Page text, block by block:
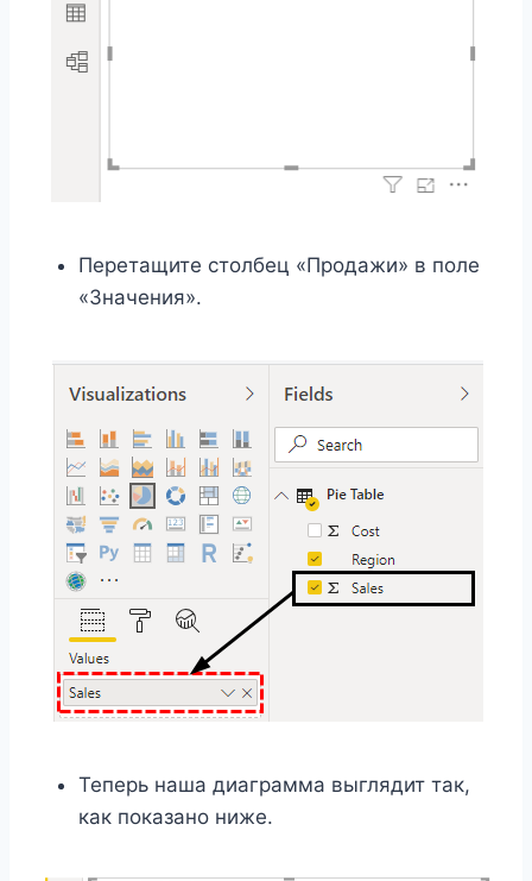
Перетащите столбец «Продажи» в поле
«Значения».
Теперь наша диаграмма выглядит так,
как показано ниже.